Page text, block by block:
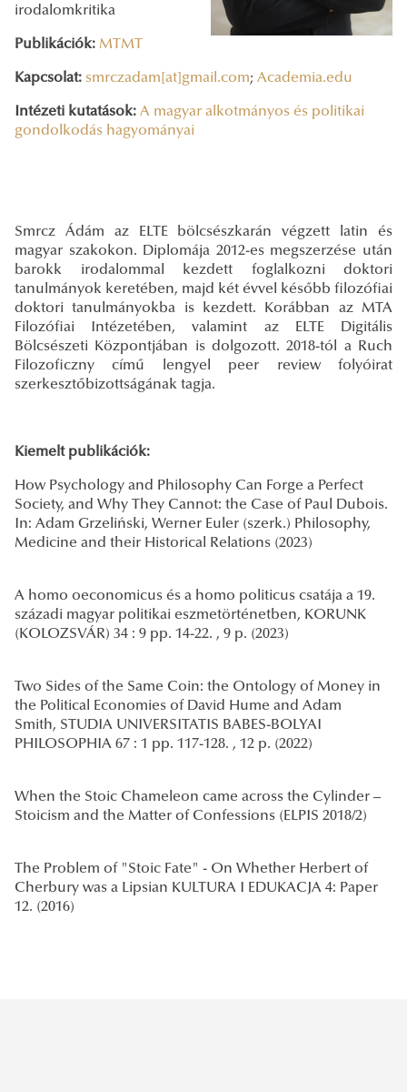
irodalomkritika
Publikációk: MTMT
Kapcsolat: smrczadam[at]gmail.com; Academia.edu
Intézeti kutatások: A magyar alkotmányos és politikai
gondolkodás hagyományai
Smrcz Ádám az ELTE bölcsészkarán végzett latin és
magyar szakokon. Diplomája 2012-es megszerzése után
barokk irodalommal kezdett foglalkozni doktori
tanulmányok keretében, majd két évvel később filozófiai
doktori tanulmányokba is kezdett. Korábban az MTA
Filozófiai Intézetében, valamint az ELTE Digitális
Bölcsészeti Központjában is dolgozott. 2018-tól a Ruch
Filozoficzny című lengyel peer review folyóirat
szerkesztőbizottságának tagja.
Kiemelt publikációk:
How Psychology and Philosophy Can Forge a Perfect
Society, and Why They Cannot: the Case of Paul Dubois.
In: Adam Grzeliński, Werner Euler (szerk.) Philosophy,
Medicine and their Historical Relations (2023)
A homo oeconomicus és a homo politicus csatája a 19.
századi magyar politikai eszmetörténetben, KORUNK
(KOLOZSVÁR) 34 : 9 pp. 14-22. , 9 p. (2023)
Two Sides of the Same Coin: the Ontology of Money in
the Political Economies of David Hume and Adam
Smith, STUDIA UNIVERSITATIS BABES-BOLYAI
PHILOSOPHIA 67 : 1 pp. 117-128. , 12 p. (2022)
When the Stoic Chameleon came across the Cylinder –
Stoicism and the Matter of Confessions (ELPIS 2018/2)
The Problem of "Stoic Fate" - On Whether Herbert of
Cherbury was a Lipsian KULTURA I EDUKACJA 4: Paper
12. (2016)